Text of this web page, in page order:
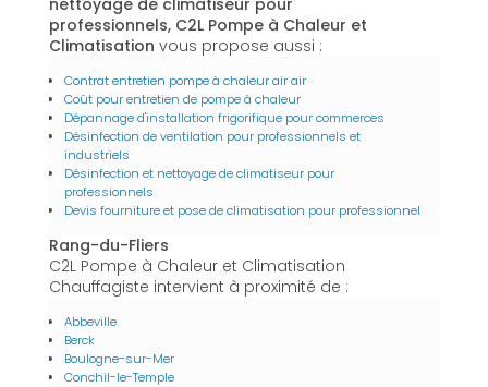
professionnels, C2L Pompe à Chaleur et
Climatisation vous propose aussi :
Contrat entretien pompe à chaleur air air
Coût pour entretien de pompe à chaleur
Dépannage d'installation frigorifique pour commerces
Désinfection de ventilation pour professionnels et
industriels
Désinfection et nettoyage de climatiseur pour
professionnels
Devis fourniture et pose de climatisation pour professionnel
Rang-du-Fliers
C2L Pompe à Chaleur et Climatisation
Chauffagiste intervient à proximité de :
Abbeville
Berck
Boulogne-sur-Mer
Conchil-le-Temple